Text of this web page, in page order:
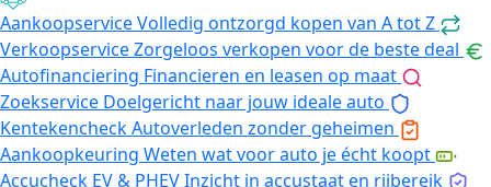
AankoopserviceVolledig ontzorgd kopen van A tot Z
VerkoopserviceZorgeloos verkopen voor de beste deal
Autofinanciering Financieren en leasen op maat
Zoekservice Doelgericht naar jouw ideale auto
KentekencheckAutoverleden zonder geheimen
Aankoopkeuring Weten wat voor auto je écht koopt
Accucheck EV & PHEVInzicht in accustaat en rijbereik